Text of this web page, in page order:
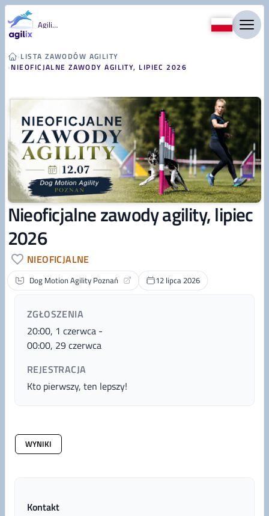
Przejdź do treści
Agility
›LISTA ZAWODÓW AGILITY
›NIEOFICJALNE ZAWODY AGILITY, LIPIEC 2026
Nieoficjalne zawody agility, lipiec
2026
NIEOFICJALNE
Dog Motion Agility Poznań 12 lipca 2026
ZGŁOSZENIA
20:00, 1 czerwca -
00:00, 29 czerwca
REJESTRACJA
Kto pierwszy, ten lepszy!
WYNIKI
Kontakt